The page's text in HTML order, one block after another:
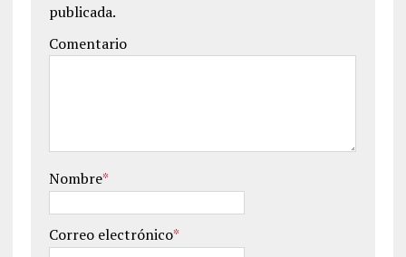
publicada.
Comentario
Nombre*
Correo electrónico*